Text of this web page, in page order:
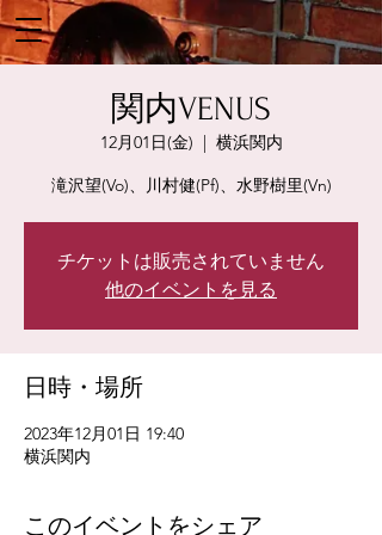
関内VENUS
12月01日(金)
  |
横浜関内
滝沢望(Vo)、川村健(Pf)、水野樹里(Vn)
チケットは販売されていません
他のイベントを見る
日時・場所
2023年12月01日 19:40
横浜関内
このイベントをシェア